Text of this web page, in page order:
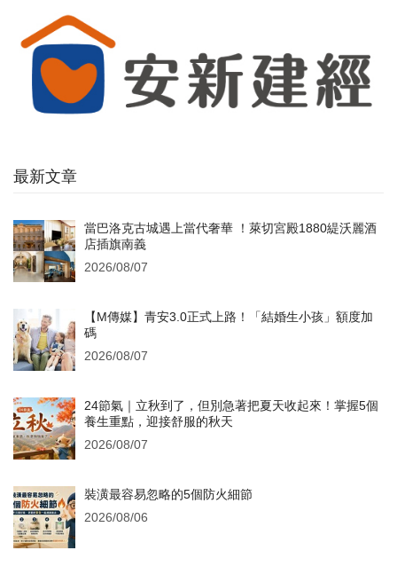
最新文章
當巴洛克古城遇上當代奢華 ！萊切宮殿1880緹沃麗酒
店插旗南義
2026/08/07
【M傳媒】青安3.0正式上路！「結婚生小孩」額度加
碼
2026/08/07
24節氣｜立秋到了，但別急著把夏天收起來！掌握5個
養生重點，迎接舒服的秋天
2026/08/07
裝潢最容易忽略的5個防火細節
2026/08/06